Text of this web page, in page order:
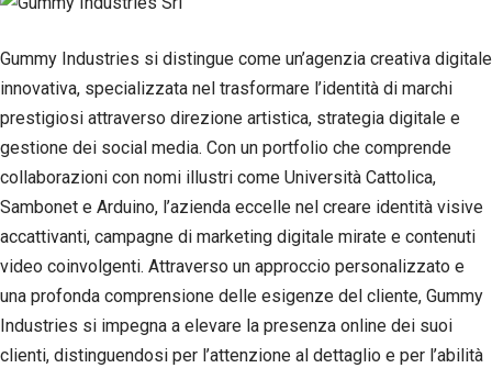
Gummy Industries si distingue come un’agenzia creativa digitale
innovativa, specializzata nel trasformare l’identità di marchi
prestigiosi attraverso direzione artistica, strategia digitale e
gestione dei social media. Con un portfolio che comprende
collaborazioni con nomi illustri come Università Cattolica,
Sambonet e Arduino, l’azienda eccelle nel creare identità visive
accattivanti, campagne di marketing digitale mirate e contenuti
video coinvolgenti. Attraverso un approccio personalizzato e
una profonda comprensione delle esigenze del cliente, Gummy
Industries si impegna a elevare la presenza online dei suoi
clienti, distinguendosi per l’attenzione al dettaglio e per l’abilità